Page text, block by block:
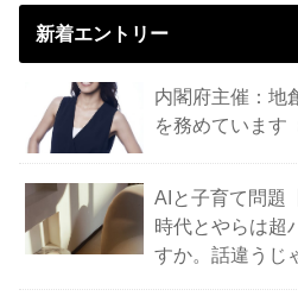
新着エントリー
内閣府主催：地
を務めています
AIと子育て問題
時代とやらは超
すか。話違うじ